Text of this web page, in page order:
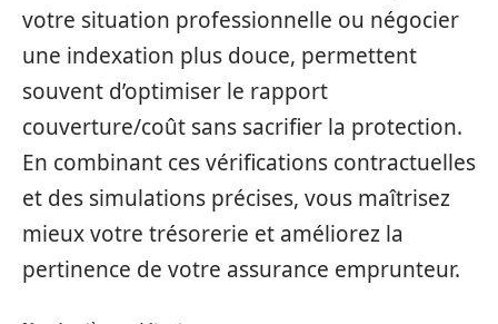
votre situation professionnelle ou négocier
une indexation plus douce, permettent
souvent d’optimiser le rapport
couverture/coût sans sacrifier la protection.
En combinant ces vérifications contractuelles
et des simulations précises, vous maîtrisez
mieux votre trésorerie et améliorez la
pertinence de votre assurance emprunteur.